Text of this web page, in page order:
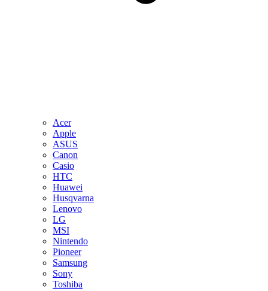
Acer
Apple
ASUS
Canon
Casio
HTC
Huawei
Husqvarna
Lenovo
LG
MSI
Nintendo
Pioneer
Samsung
Sony
Toshiba